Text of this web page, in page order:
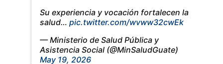
Su experiencia y vocación fortalecen la
salud… pic.twitter.com/wvww32cwEk
— Ministerio de Salud Pública y
Asistencia Social (@MinSaludGuate)
May 19, 2026